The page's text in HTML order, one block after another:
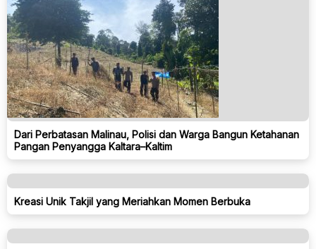
Dari Perbatasan Malinau, Polisi dan Warga Bangun Ketahanan
Pangan Penyangga Kaltara–Kaltim
Kreasi Unik Takjil yang Meriahkan Momen Berbuka